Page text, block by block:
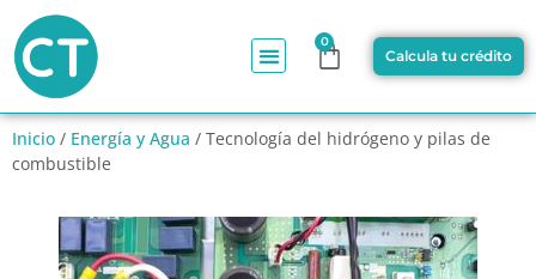
0
Calcula tu crédito
Inicio / Energía y Agua / Tecnología del hidrógeno y pilas de
combustible